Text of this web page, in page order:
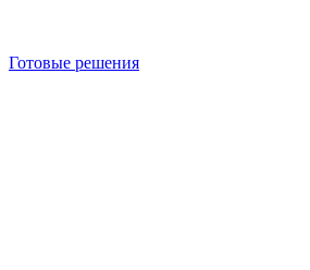
Готовые решения